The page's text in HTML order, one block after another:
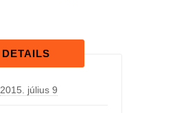
DETAILS
2015. július 9